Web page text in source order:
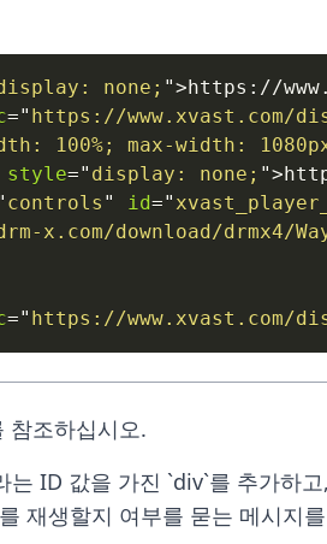
: none ; ">https://
=" https://www.xvast.com/
: 100%; max-width : 1080
style=" display : none ; ">
controls " id="
x.com/download/drmx4/
=" https://www.xvast.com/
참조하십시오.
ID 값을 가진 `div`를 추가하
재생할지 여부를 묻는 메시지